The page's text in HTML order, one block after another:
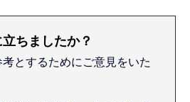
ちましたか？
とするためにご意見をいた